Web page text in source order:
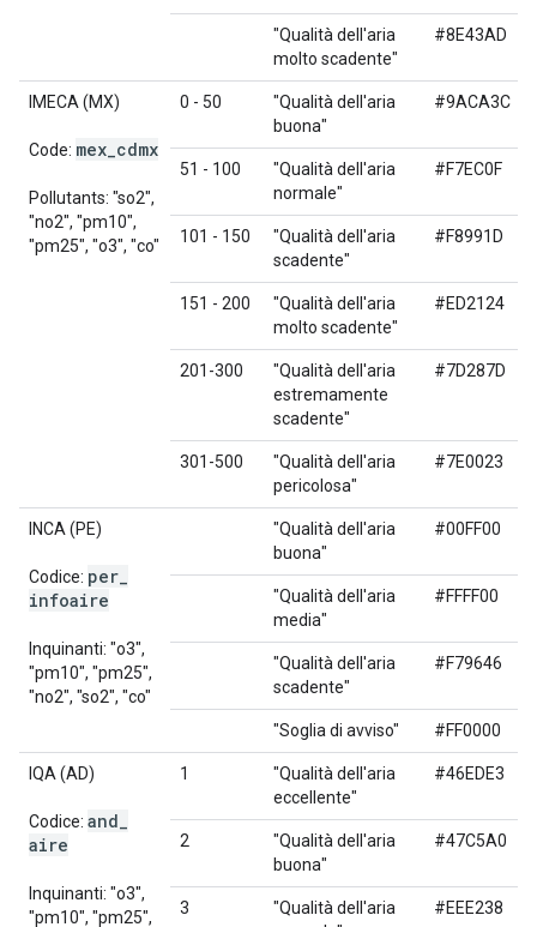
"Qualità dell'aria
molto scadente"
#8E43AD
IMECA (MX)
Code: mex cdmx
Pollutants: "so2",
"no2", "pm10",
"pm25", "o3", "co"
0 - 50
"Qualità dell'aria
buona"
#9ACA3C
51 - 100
"Qualità dell'aria
normale"
#F7EC0F
101 - 150
"Qualità dell'aria
scadente"
#F8991D
151 - 200
"Qualità dell'aria
molto scadente"
#ED2124
201-300
"Qualità dell'aria
estremamente
scadente"
#7D287D
301-500
"Qualità dell'aria
pericolosa"
#7E0023
INCA (PE)
Codice: per
infoaire
Inquinanti: "o3",
"pm10", "pm25",
"no2", "so2", "co"
"Qualità dell'aria
buona"
#00FF00
"Qualità dell'aria
media"
#FFFF00
"Qualità dell'aria
scadente"
#F79646
"Soglia di avviso" #FF0000
IQA (AD)
Codice: and
aire
Inquinanti: "o3",
"pm10", "pm25",
1
"Qualità dell'aria
eccellente"
#46EDE3
2
"Qualità dell'aria
buona"
#47C5A0
3
"Qualità dell'aria
#EEE238